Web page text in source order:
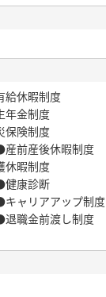
休暇制度
金制度
険制度
前産後休暇制度
暇制度
康診断
ャリアアップ制度
職金前渡し制度